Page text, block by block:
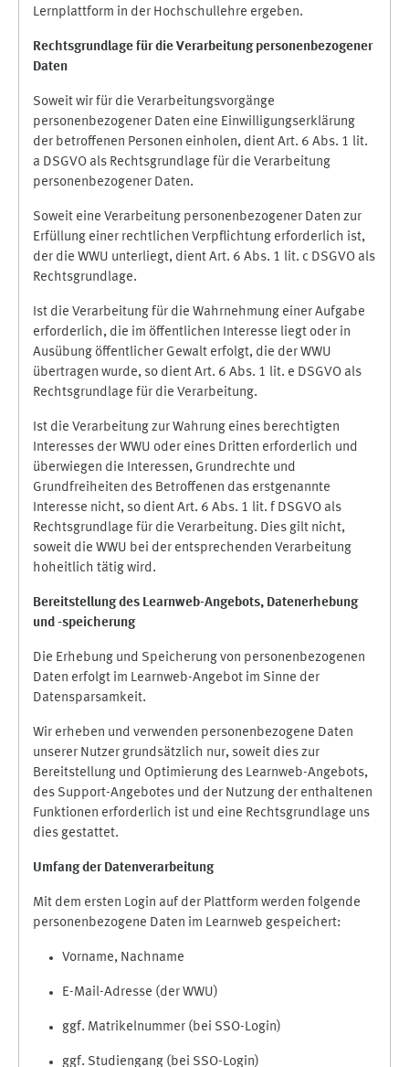
Lernplattform in der Hochschullehre ergeben.
Rechtsgrundlage für die Verarbeitung personenbezogener
Daten
Soweit wir für die Verarbeitungsvorgänge
personenbezogener Daten eine Einwilligungserklärung
der betroffenen Personen einholen, dient Art. 6 Abs. 1 lit.
a DSGVO als Rechtsgrundlage für die Verarbeitung
personenbezogener Daten.
Soweit eine Verarbeitung personenbezogener Daten zur
Erfüllung einer rechtlichen Verpflichtung erforderlich ist,
der die WWU unterliegt, dient Art. 6 Abs. 1 lit. c DSGVO als
Rechtsgrundlage.
Ist die Verarbeitung für die Wahrnehmung einer Aufgabe
erforderlich, die im öffentlichen Interesse liegt oder in
Ausübung öffentlicher Gewalt erfolgt, die der WWU
übertragen wurde, so dient Art. 6 Abs. 1 lit. e DSGVO als
Rechtsgrundlage für die Verarbeitung.
Ist die Verarbeitung zur Wahrung eines berechtigten
Interesses der WWU oder eines Dritten erforderlich und
überwiegen die Interessen, Grundrechte und
Grundfreiheiten des Betroffenen das erstgenannte
Interesse nicht, so dient Art. 6 Abs. 1 lit. f DSGVO als
Rechtsgrundlage für die Verarbeitung. Dies gilt nicht,
soweit die WWU bei der entsprechenden Verarbeitung
hoheitlich tätig wird.
Bereitstellung des Learnweb-Angebots, Datenerhebung
und -speicherung
Die Erhebung und Speicherung von personenbezogenen
Daten erfolgt im Learnweb-Angebot im Sinne der
Datensparsamkeit.
Wir erheben und verwenden personenbezogene Daten
unserer Nutzer grundsätzlich nur, soweit dies zur
Bereitstellung und Optimierung des Learnweb-Angebots,
des Support-Angebotes und der Nutzung der enthaltenen
Funktionen erforderlich ist und eine Rechtsgrundlage uns
dies gestattet.
Umfang der Datenverarbeitung
Mit dem ersten Login auf der Plattform werden folgende
personenbezogene Daten im Learnweb gespeichert:
Vorname, Nachname
E-Mail-Adresse (der WWU)
ggf. Matrikelnummer (bei SSO-Login)
ggf. Studiengang (bei SSO-Login)